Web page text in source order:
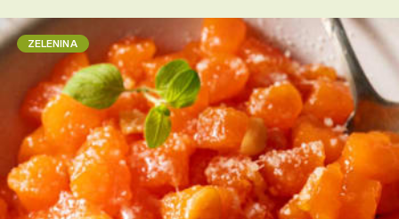
ZELENINA